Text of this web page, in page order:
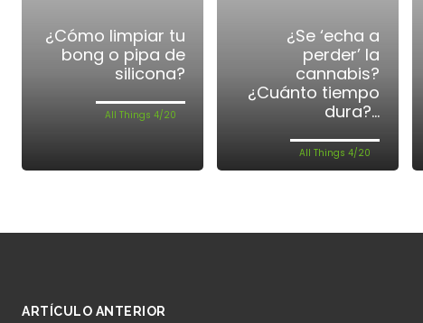
¿Cómo limpiar tu
bong o pipa de
silicona?
All Things 4/20
¿Se ‘echa a
perder’ la
cannabis?
¿Cuánto tiempo
dura?...
All Things 4/20
ARTÍCULO ANTERIOR